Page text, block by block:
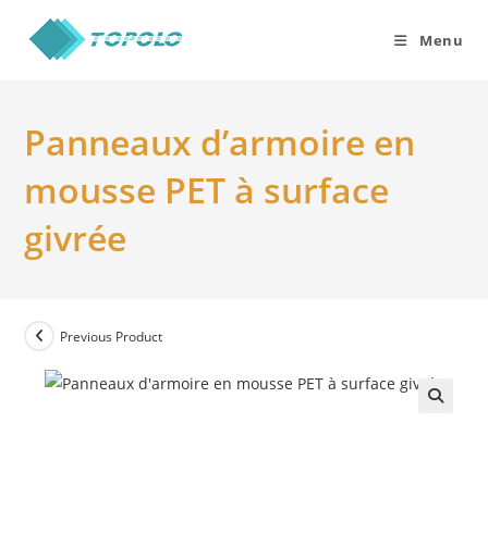
content
Menu
Panneaux d’armoire en
mousse PET à surface
givrée
Previous Product